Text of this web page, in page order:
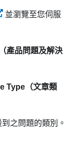
並瀏覽至您伺服
產品問題及解決
Type（文章類
之問題的類別。